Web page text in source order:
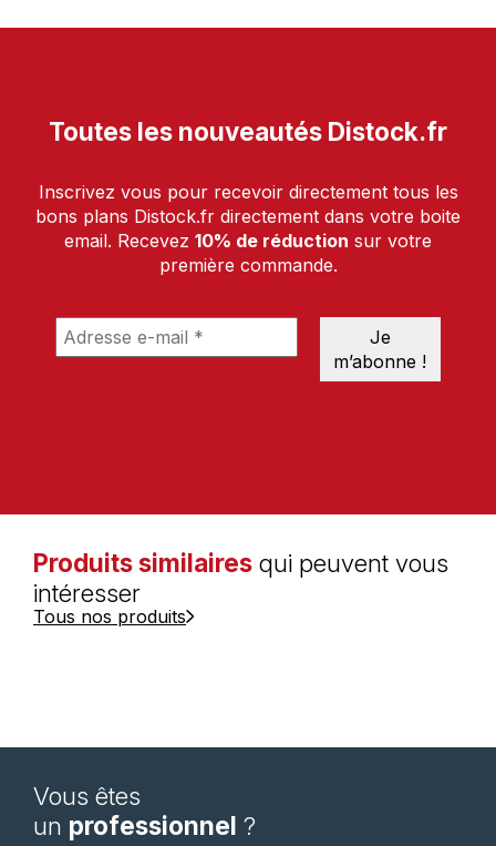
Toutes les nouveautés Distock.fr
Inscrivez vous pour recevoir directement tous les
bons plans Distock.fr directement dans votre boite
email. Recevez 10% de réduction sur votre
première commande.
Produits similaires qui peuvent vous
intéresser
Tous nos produits
Vous êtes
un professionnel ?